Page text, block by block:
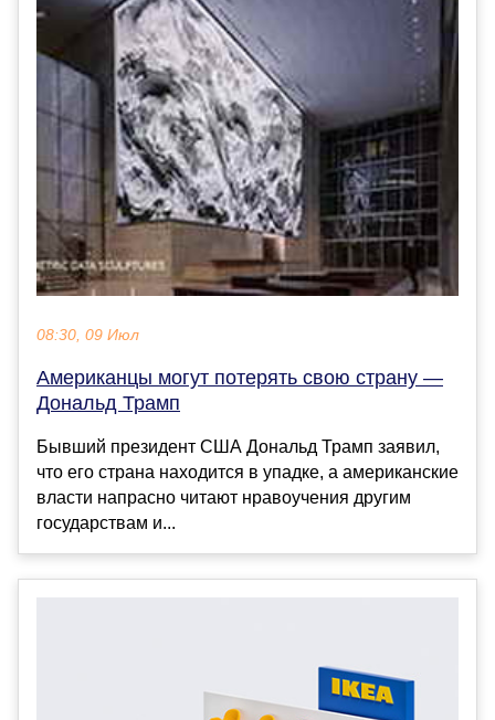
08:30, 09 Июл
Американцы могут потерять свою страну —
Дональд Трамп
Бывший президент США Дональд Трамп заявил,
что его страна находится в упадке, а американские
власти напрасно читают нравоучения другим
государствам и...